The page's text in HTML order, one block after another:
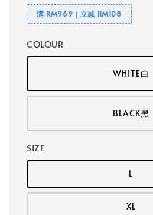
满 RM969｜立减 RM108
COLOUR
WHITE白
BLACK黑
SIZE
L
XL